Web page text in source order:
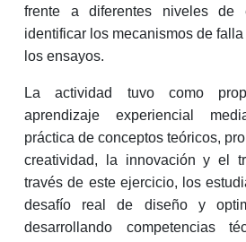
frente a diferentes niveles de
identificar los mecanismos de
los ensayos.
La actividad tuvo como
aprendizaje experiencial
práctica de conceptos teóricos,
creatividad, la innovación y el
través de este ejercicio, los
desafío real de diseño y
desarrollando competencias